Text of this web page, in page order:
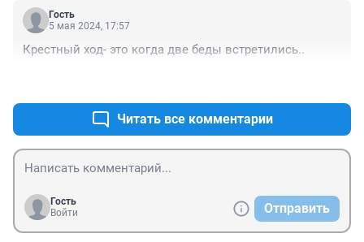
Гость
5 мая 2024, 17:57
Крестный ход- это когда две беды встретились..
Читать все комментарии
Гость
Войти
Отправить